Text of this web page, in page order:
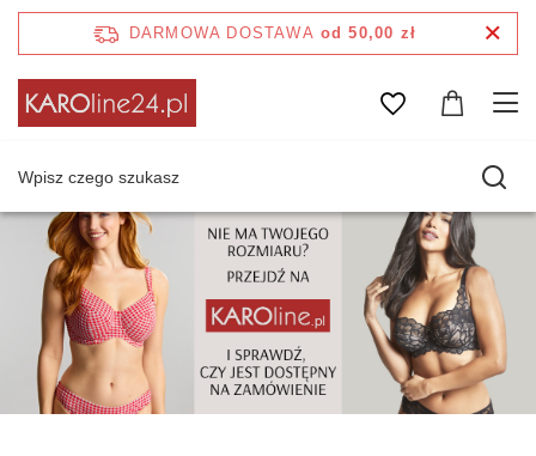
DARMOWA DOSTAWA od 50,00 zł